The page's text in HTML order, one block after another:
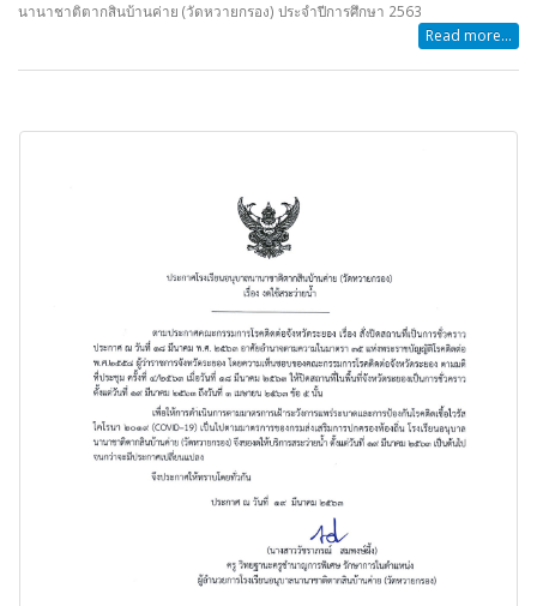
นานาชาติตากสินบ้านค่าย (วัดหวายกรอง) ประจำปีการศึกษา 2563
Read more...